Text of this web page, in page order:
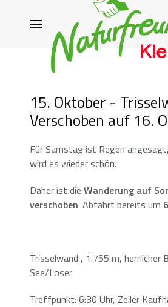
15. Oktober -
Verschoben auf 16.
Für Samstag ist Regen
wird es wieder schön.
Daher ist die Wanderung auf
verschoben. Abfahrt bereits um
Trisselwand , 1.755 m, herrlicher
See/Loser
Treffpunkt: 6:30 Uhr, Zeller